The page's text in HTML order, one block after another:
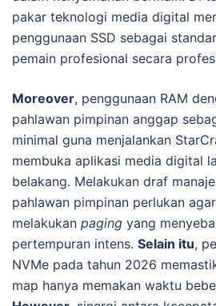
pakar teknologi media digital
penggunaan SSD sebagai
pemain profesional secara
Moreover, penggunaan RAM
pahlawan pimpinan anggap
minimal guna menjalankan
membuka aplikasi media digital
belakang. Melakukan draf
pahlawan pimpinan perlukan
melakukan paging yang
pertempuran intens. Selain itu,
NVMe pada tahun 2026
map hanya memakan waktu